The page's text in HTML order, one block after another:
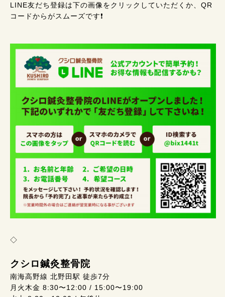
LINE友だち登録は下の画像をクリックしていただくか、QR
コードからがスムーズです❗
◇
クシロ鍼灸整骨院
南海高野線 北野田駅 徒歩7分
月火木金 8:30〜12:00 / 15:00〜19:00